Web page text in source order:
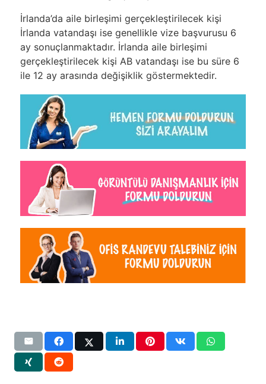
İrlanda’da aile birleşimi gerçekleştirilecek kişi
İrlanda vatandaşı ise genellikle vize başvurusu 6
ay sonuçlanmaktadır. İrlanda aile birleşimi
gerçekleştirilecek kişi AB vatandaşı ise bu süre 6
ile 12 ay arasında değişiklik göstermektedir.